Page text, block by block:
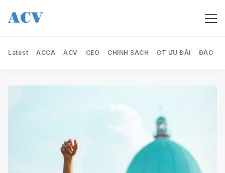
Search Audit Care Việt Nam
Latest ACCA ACV CEO CHÍNH SÁCH CT ƯU ĐÃI ĐÀO